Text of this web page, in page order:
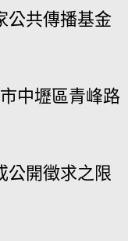
公共傳播基金
中壢區青峰路
公開徵求之限